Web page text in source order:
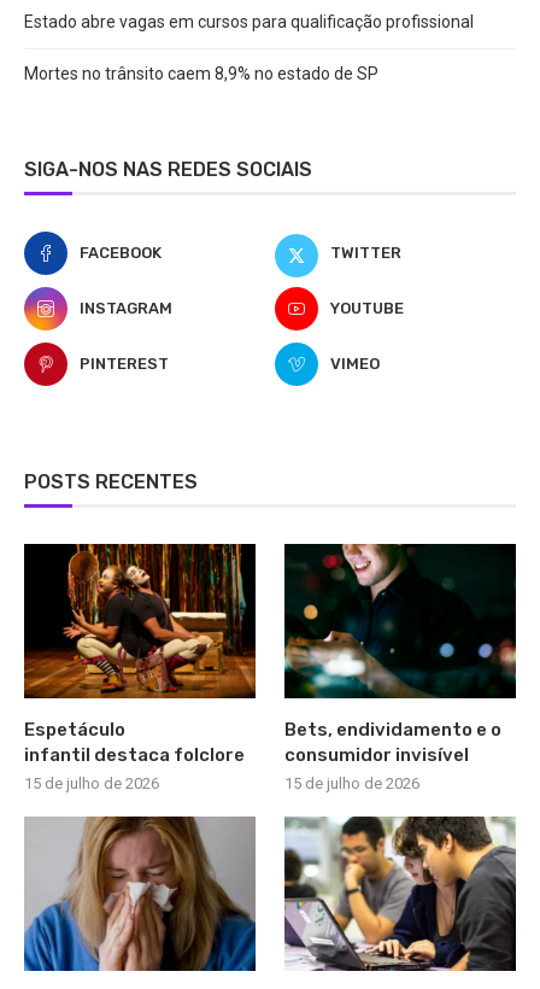
Estado abre vagas em cursos para qualificação profissional
Mortes no trânsito caem 8,9% no estado de SP
SIGA-NOS NAS REDES SOCIAIS
FACEBOOK TWITTER
INSTAGRAM YOUTUBE
PINTEREST VIMEO
POSTS RECENTES
Espetáculo
infantil destaca folclore
15 de julho de 2026
Bets, endividamento e o
consumidor invisível
15 de julho de 2026